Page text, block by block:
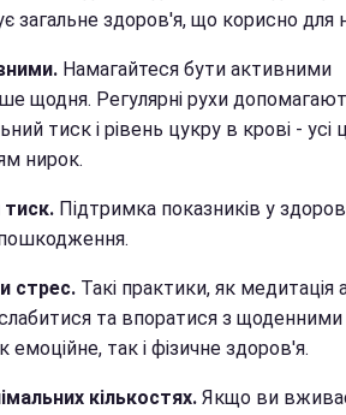
загальне здоров'я, що корисно для
Намагайтеся бути активними
щодня. Регулярні рухи
тиск і рівень цукру в крові - усі
нирок.
тиск. Підтримка показників у
пошкодження.
стрес. Такі практики, як медитація
та впоратися з щоденними
так і фізичне здоров'я.
кількостях. Якщо ви